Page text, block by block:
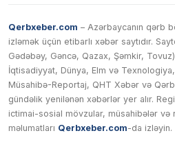
Qerbxeber.com – Azərbaycanın qərb
izləmək üçün etibarlı xəbər saytıdır.
Gədəbəy, Gəncə, Qazax, Şəmkir,
İqtisadiyyat, Dünya, Elm və
Müsahibə-Reportaj, QHT Xəbər və
gündəlik yenilənən xəbərlər yer alır.
ictimai-sosial mövzular, müsahibələr və
məlumatları Qerbxeber.com-da izləyin.